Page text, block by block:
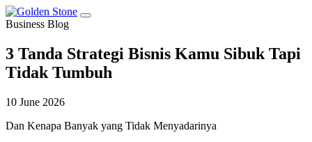
Business Blog
3 Tanda Strategi Bisnis Kamu Sibuk Tapi
Tidak Tumbuh
10 June 2026
Dan Kenapa Banyak yang Tidak Menyadarinya